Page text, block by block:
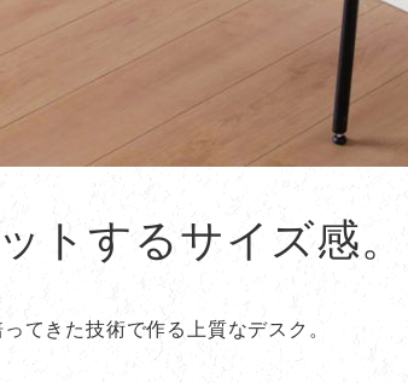
トするサイズ感。
てきた技術で作る上質なデスク。